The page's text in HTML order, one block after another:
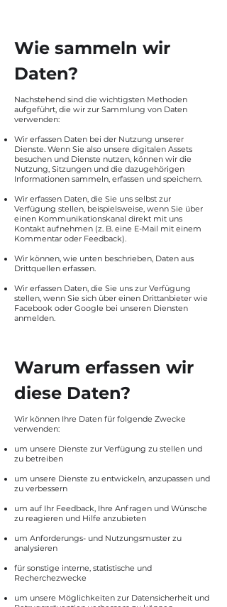
Wie sammeln wir
Daten?
Nachstehend sind die wichtigsten Methoden
aufgeführt, die wir zur Sammlung von Daten
verwenden:
Wir erfassen Daten bei der Nutzung unserer
Dienste. Wenn Sie also unsere digitalen Assets
besuchen und Dienste nutzen, können wir die
Nutzung, Sitzungen und die dazugehörigen
Informationen sammeln, erfassen und speichern.
Wir erfassen Daten, die Sie uns selbst zur
Verfügung stellen, beispielsweise, wenn Sie über
einen Kommunikationskanal direkt mit uns
Kontakt aufnehmen (z. B. eine E-Mail mit einem
Kommentar oder Feedback).
Wir können, wie unten beschrieben, Daten aus
Drittquellen erfassen.
Wir erfassen Daten, die Sie uns zur Verfügung
stellen, wenn Sie sich über einen Drittanbieter wie
Facebook oder Google bei unseren Diensten
anmelden.
Warum erfassen wir
diese Daten?
Wir können Ihre Daten für folgende Zwecke
verwenden:
um unsere Dienste zur Verfügung zu stellen und
zu betreiben
um unsere Dienste zu entwickeln, anzupassen und
zu verbessern
um auf Ihr Feedback, Ihre Anfragen und Wünsche
zu reagieren und Hilfe anzubieten
um Anforderungs- und Nutzungsmuster zu
analysieren
für sonstige interne, statistische und
Recherchezwecke
um unsere Möglichkeiten zur Datensicherheit und